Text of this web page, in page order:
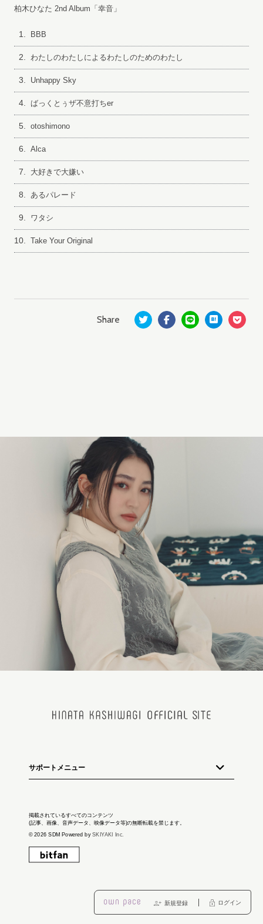
新規登録 ログイン
柏木ひなた 2nd Album「幸音」
1. BBB
2. わたしのわたしによるわたしのためのわたし
3. Unhappy Sky
4. ばっくとぅザ不意打ちer
5. otoshimono
6. Alca
7. 大好きで大嫌い
8. あるパレード
9. ワタシ
10. Take Your Original
サポートメニュー
掲載されているすべてのコンテンツ
(記事、画像、音声データ、映像データ等)の無断転載を禁じます。
© 2026 SDM Powered by SKIYAKI Inc.